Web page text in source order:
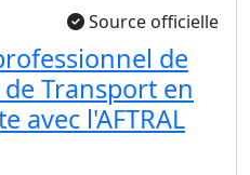
Source officielle
de
Transport en
avec l'AFTRAL